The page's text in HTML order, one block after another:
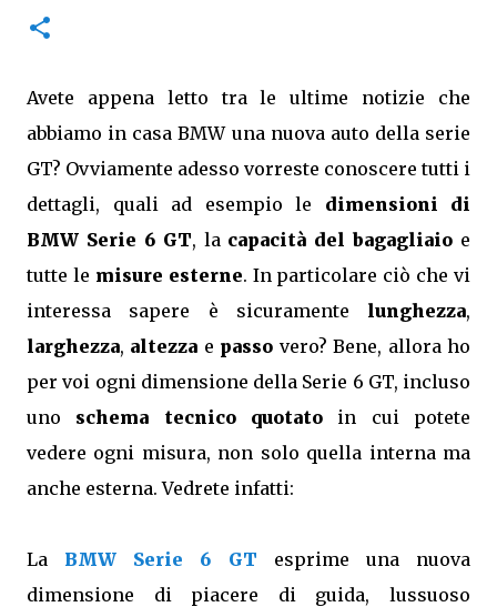
Avete appena letto tra le ultime notizie che
abbiamo in casa BMW una nuova auto della serie
GT? Ovviamente adesso vorreste conoscere tutti i
dettagli, quali ad esempio le dimensioni di
BMW Serie 6 GT, la capacità del bagagliaio e
tutte le misure esterne. In particolare ciò che vi
interessa sapere è sicuramente lunghezza,
larghezza, altezza e passo vero? Bene, allora ho
per voi ogni dimensione della Serie 6 GT, incluso
uno schema tecnico quotato in cui potete
vedere ogni misura, non solo quella interna ma
anche esterna. Vedrete infatti:
La BMW Serie 6 GT esprime una nuova
dimensione di piacere di guida, lussuoso